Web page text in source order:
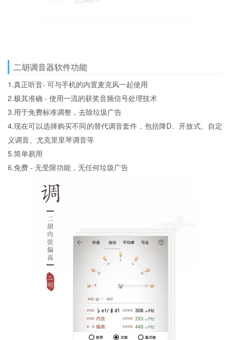
二胡调音器软件功能
1.真正听音- 可与手机的内置麦克风一起使用
2.极其准确 - 使用一流的获奖音频信号处理技术
3.用于免费标准调整，去除垃圾广告
4.现在可以选择购买不同的替代调音套件，包括降D、开放式、自定
义调音、尤克里里琴调音等
5.简单易用
6.免费 - 无受限功能，无任何垃圾广告